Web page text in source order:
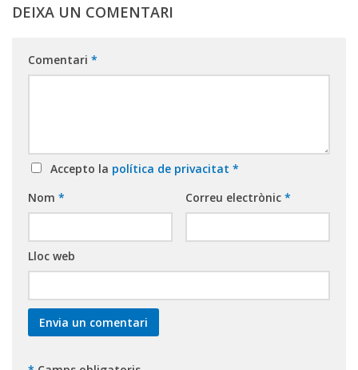
DEIXA UN COMENTARI
Comentari *
Accepto la política de privacitat *
Nom * Correu electrònic *
Lloc web